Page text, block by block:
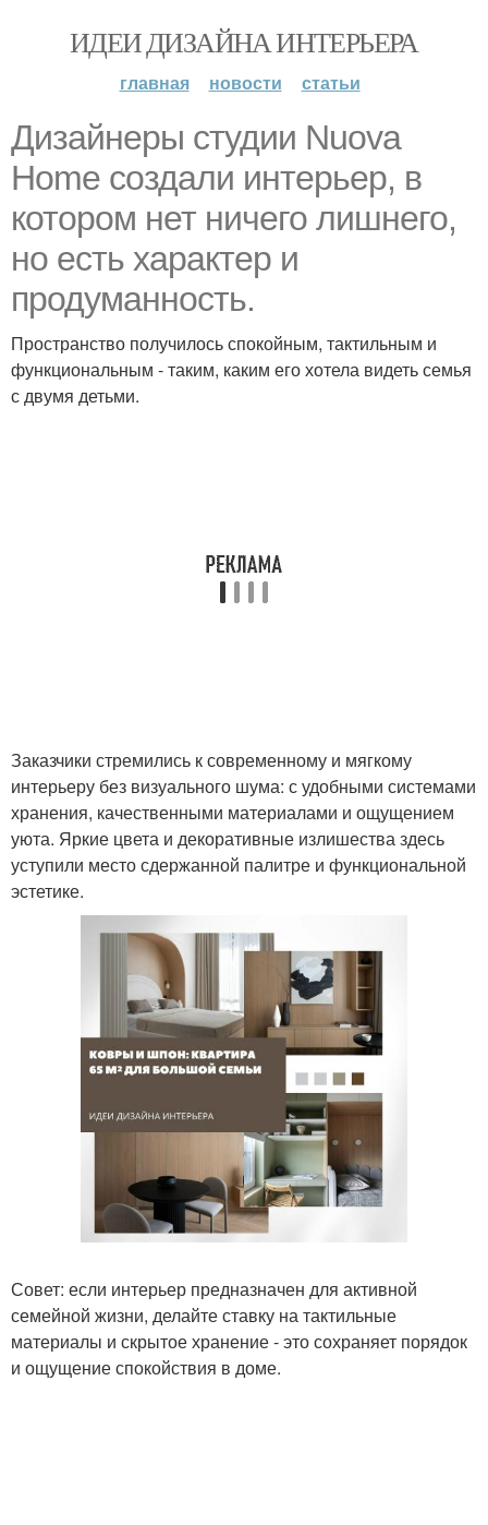
ИДЕИ ДИЗАЙНА ИНТЕРЬЕРА
главная новости статьи
Дизайнеры студии Nuova
Home создали интерьер, в
котором нет ничего лишнего,
но есть характер и
продуманность.
Пространство получилось спокойным, тактильным и
функциональным - таким, каким его хотела видеть семья
с двумя детьми.
Заказчики стремились к современному и мягкому
интерьеру без визуального шума: с удобными системами
хранения, качественными материалами и ощущением
уюта. Яркие цвета и декоративные излишества здесь
уступили место сдержанной палитре и функциональной
эстетике.
Совет: если интерьер предназначен для активной
семейной жизни, делайте ставку на тактильные
материалы и скрытое хранение - это сохраняет порядок
и ощущение спокойствия в доме.